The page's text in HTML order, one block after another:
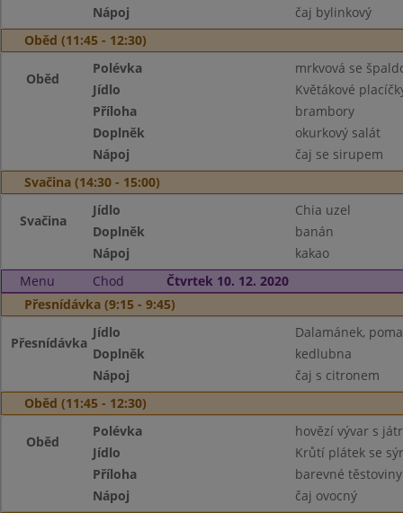
Nápoj
čaj bylinkový
Oběd (11:45 - 12:30)
Oběd
Polévka
mrkvová se
Jídlo
Květákové
Příloha
brambory
Doplněk
okurkový salát
Nápoj
čaj se sirupem
Svačina (14:30 - 15:00)
Svačina
Jídlo
Chia uzel
Doplněk
banán
Nápoj
kakao
Menu
Chod
Čtvrtek 10. 12. 2020
Přesnídávka (9:15 - 9:45)
Přesnídávka
Jídlo
Dalamánek,
Doplněk
kedlubna
Nápoj
čaj s citronem
Oběd (11:45 - 12:30)
Oběd
Polévka
hovězí vývar s
Jídlo
Krůtí plátek se
Příloha
barevné těstoviny
Nápoj
čaj ovocný